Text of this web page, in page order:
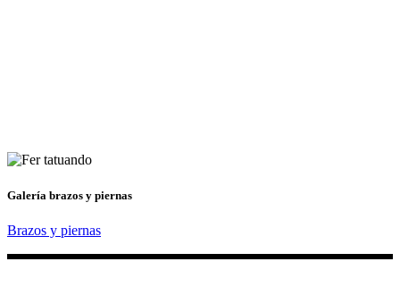
Galería brazos y piernas
Brazos y piernas